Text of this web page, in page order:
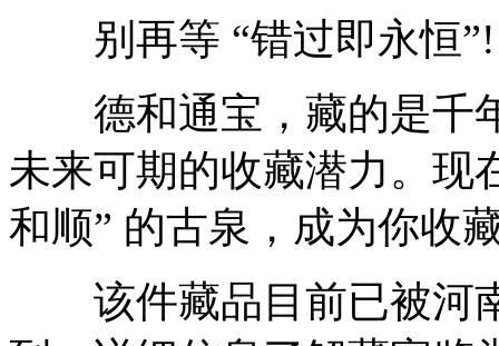
别再等 “错过即永恒”!
德和通宝，藏的是千
未来可期的收藏潜力。现
和顺” 的古泉，成为你收
该件藏品目前已被河